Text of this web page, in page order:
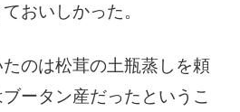
おいしかった。
のは松茸の土瓶蒸しを頼
ータン産だったというこ